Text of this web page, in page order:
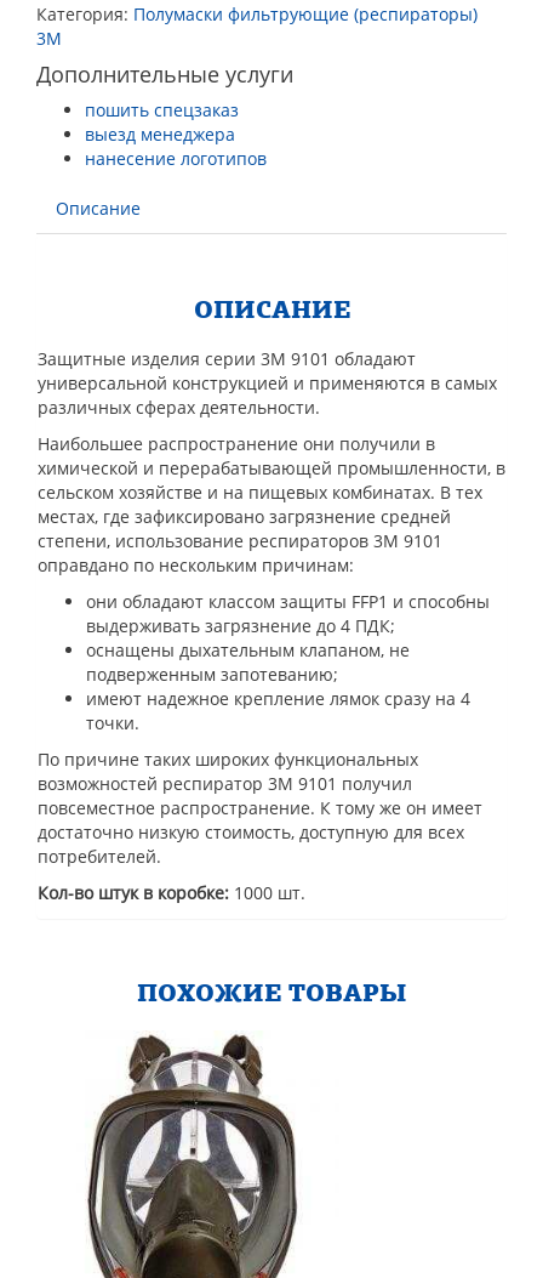
Категория: Полумаски фильтрующие (респираторы)
3М
Дополнительные услуги
пошить спецзаказ
выезд менеджера
нанесение логотипов
Описание
ОПИСАНИЕ
Защитные изделия серии 3М 9101 обладают
универсальной конструкцией и применяются в самых
различных сферах деятельности.
Наибольшее распространение они получили в
химической и перерабатывающей промышленности, в
сельском хозяйстве и на пищевых комбинатах. В тех
местах, где зафиксировано загрязнение средней
степени, использование респираторов 3М 9101
оправдано по нескольким причинам:
они обладают классом защиты FFP1 и способны
выдерживать загрязнение до 4 ПДК;
оснащены дыхательным клапаном, не
подверженным запотеванию;
имеют надежное крепление лямок сразу на 4
точки.
По причине таких широких функциональных
возможностей респиратор 3М 9101 получил
повсеместное распространение. К тому же он имеет
достаточно низкую стоимость, доступную для всех
потребителей.
Кол-во штук в коробке: 1000 шт.
ПОХОЖИЕ ТОВАРЫ